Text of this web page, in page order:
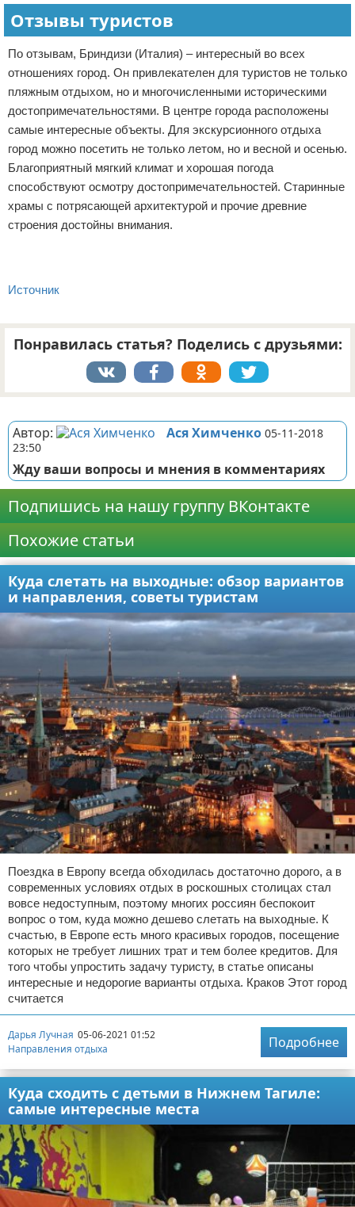
Отзывы туристов
По отзывам, Бриндизи (Италия) – интересный во всех
отношениях город. Он привлекателен для туристов не только
пляжным отдыхом, но и многочисленными историческими
достопримечательностями. В центре города расположены
самые интересные объекты. Для экскурсионного отдыха
город можно посетить не только летом, но и весной и осенью.
Благоприятный мягкий климат и хорошая погода
способствуют осмотру достопримечательностей. Старинные
храмы с потрясающей архитектурой и прочие древние
строения достойны внимания.
Источник
Понравилась статья? Поделись с друзьями:
Автор: Ася Химченко 05-11-2018
23:50
Жду ваши вопросы и мнения в комментариях
Подпишись на нашу группу ВКонтакте
Похожие статьи
Куда слетать на выходные: обзор вариантов
и направления, советы туристам
Поездка в Европу всегда обходилась достаточно дорого, а в
современных условиях отдых в роскошных столицах стал
вовсе недоступным, поэтому многих россиян беспокоит
вопрос о том, куда можно дешево слетать на выходные. К
счастью, в Европе есть много красивых городов, посещение
которых не требует лишних трат и тем более кредитов. Для
того чтобы упростить задачу туристу, в статье описаны
интересные и недорогие варианты отдыха. Краков Этот город
считается
Дарья Лучная 05-06-2021 01:52
Направления отдыха
Подробнее
Куда сходить с детьми в Нижнем Тагиле:
самые интересные места